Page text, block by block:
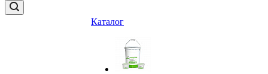
Каталог